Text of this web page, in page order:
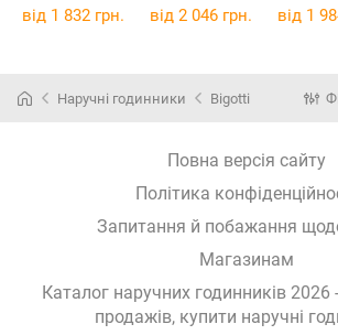
від 1 832 грн. від 2 046 грн. від 1
Наручні годинники Bigotti
Повна версія сайту
Політика
Запитання й побажання
Магазинам
Каталог наручних годинників 2026
продажів, купити наручні